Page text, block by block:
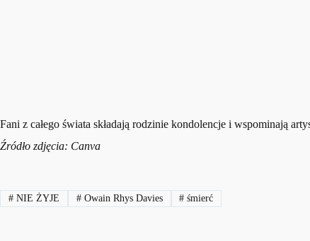
Fani z całego świata składają rodzinie kondolencje i wspominają
Źródło zdjęcia: Canva
#NIE ŻYJE #Owain Rhys Davies # śmierć